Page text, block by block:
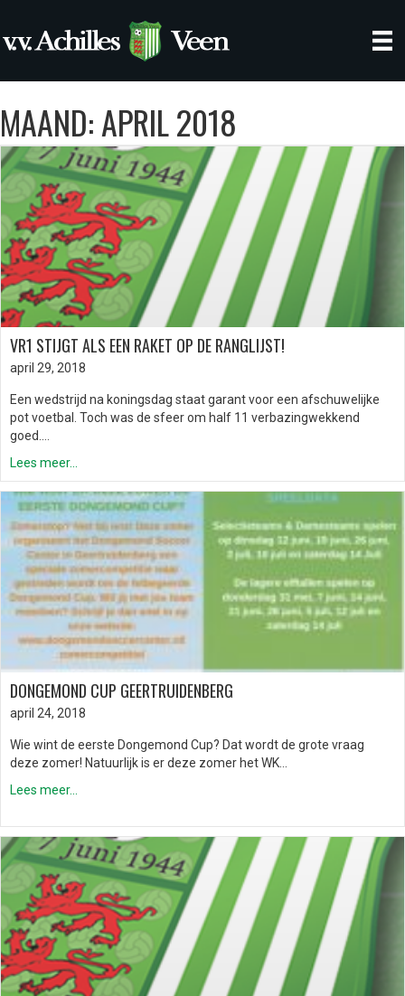
MAAND:APRIL 2018
VR1 STIJGT ALS EEN RAKET OP DE RANGLIJST!
april 29, 2018
Een wedstrijd na koningsdag staat garant voor een afschuwelijke
pot voetbal. Toch was de sfeer om half 11 verbazingwekkend
goed….
Lees meer...
DONGEMOND CUP GEERTRUIDENBERG
april 24, 2018
Wie wint de eerste Dongemond Cup? Dat wordt de grote vraag
deze zomer! Natuurlijk is er deze zomer het WK…
Lees meer...